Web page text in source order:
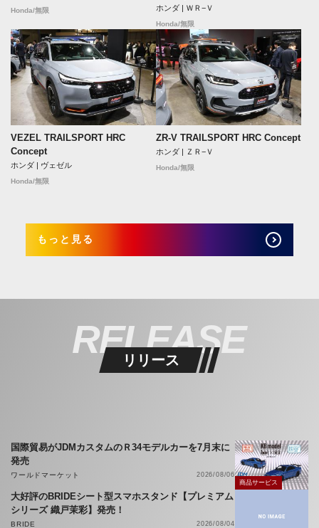
Honda/無限 ホンダ | ＷＲ−Ｖ
Honda/無限
VEZEL TRAILSPORT HRC
Concept
ホンダ | ヴェゼル
Honda/無限
ZR-V TRAILSPORT HRC Concept
ホンダ | ＺＲ−Ｖ
Honda/無限
もっと見る
RELEASE
リリース
国際貿易がJDMカスタムのＲ34モデルカーを7月末に
発売
ワールドマーケット
2026/08/06
商品サービス
大好評のBRIDEシート型スマホスタンド【プレミアム
シリーズ 織戸茉彩】発売！
BRIDE
2026/08/04